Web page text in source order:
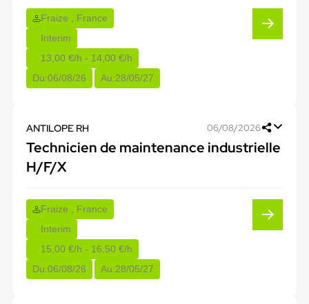
Fraize , France
Interim
13,00 €/h - 14,00 €/h
Du:06/08/26 Au:28/05/27
ANTILOPE RH 06/08/2026
Technicien de maintenance industrielle
H/F/X
Fraize , France
Interim
15,00 €/h - 16,50 €/h
Du:06/08/26 Au:28/05/27